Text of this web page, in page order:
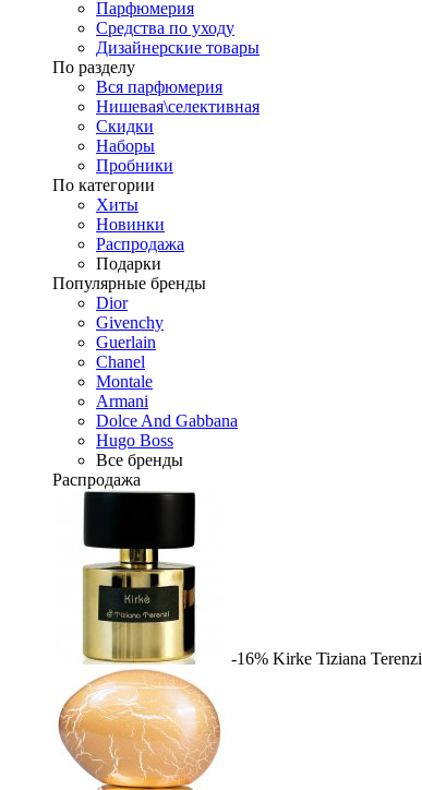
Парфюмерия
Средства по уходу
Дизайнерские товары
По разделу
Вся парфюмерия
Нишевая\селективная
Скидки
Наборы
Пробники
По категории
Хиты
Новинки
Распродажа
Подарки
Популярные бренды
Dior
Givenchy
Guerlain
Chanel
Montale
Armani
Dolce And Gabbana
Hugo Boss
Все бренды
Распродажа
-16% Kirke Tiziana Terenzi